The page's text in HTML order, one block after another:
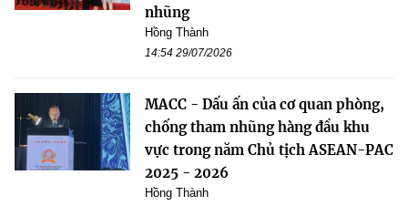
nhũng
Hồng Thành
14:54 29/07/2026
MACC - Dấu ấn của cơ quan phòng,
chống tham nhũng hàng đầu khu
vực trong năm Chủ tịch ASEAN-PAC
2025 - 2026
Hồng Thành